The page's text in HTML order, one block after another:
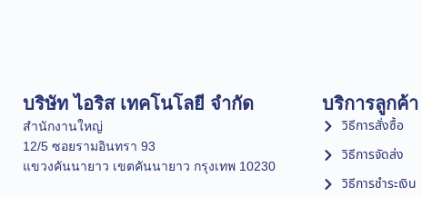
บริษัท ไอริส เทคโนโลยี จำกัด
สำนักงานใหญ่
12/5 ซอยรามอินทรา 93
แขวงคันนายาว เขตคันนายาว กรุงเทพ 10230
บริการลูกค้า
วิธีการสั่งซื้อ
วิธีการจัดส่ง
วิธีการชำระเงิน